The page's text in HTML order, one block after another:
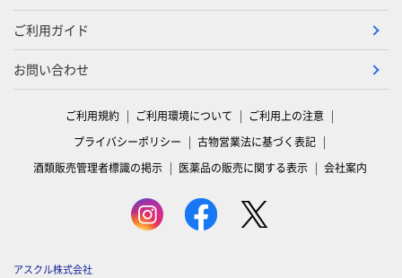
ご利用ガイド
お問い合わせ
ご利用規約 ご利用環境について
ご利用上の注意
プライバシーポリシー
古物営業法に基づく表記
酒類販売管理者標識の掲示
医薬品の販売に関する表示 会社案内
アスクル株式会社